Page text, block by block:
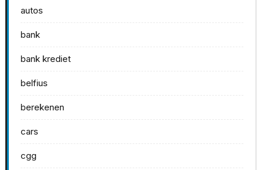
autos
bank
bank krediet
belfius
berekenen
cars
cgg